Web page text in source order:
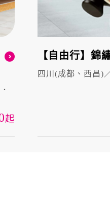
起
【自由行】錦
四川(成都、西昌)